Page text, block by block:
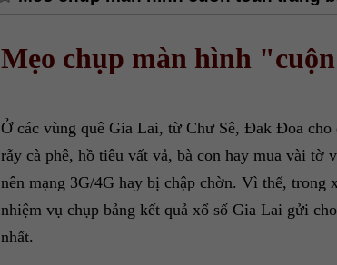
Mẹo chụp màn hình
Ở các vùng quê Gia Lai, từ Chư Sê, Đak Đoa cho
rẫy cà phê, hồ tiêu vất vả, bà con hay mua vài tờ
nên mạng 3G/4G hay bị chập chờn. Vì thế,
nhiệm vụ chụp bảng kết quả xổ số Gia Lai gửi
nhất.